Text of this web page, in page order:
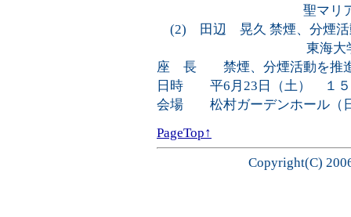
聖マリアンナ医科
(2) 田辺 晃久 禁煙、分煙活
東海大学医学
座 長 禁煙、分煙活動を推
日時 平6月23日（土） １５
会場 松村ガーデンホール（日
PageTop↑
Copyright(C)